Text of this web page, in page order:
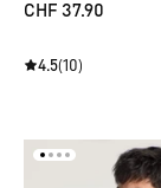
CHF 37.90
4.5(10)